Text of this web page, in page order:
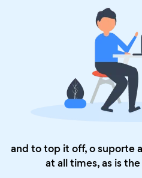
and to top it off, o suporte
at all times, as is the